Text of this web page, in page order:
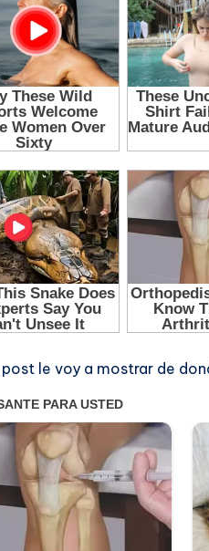
post le voy a mostrar de